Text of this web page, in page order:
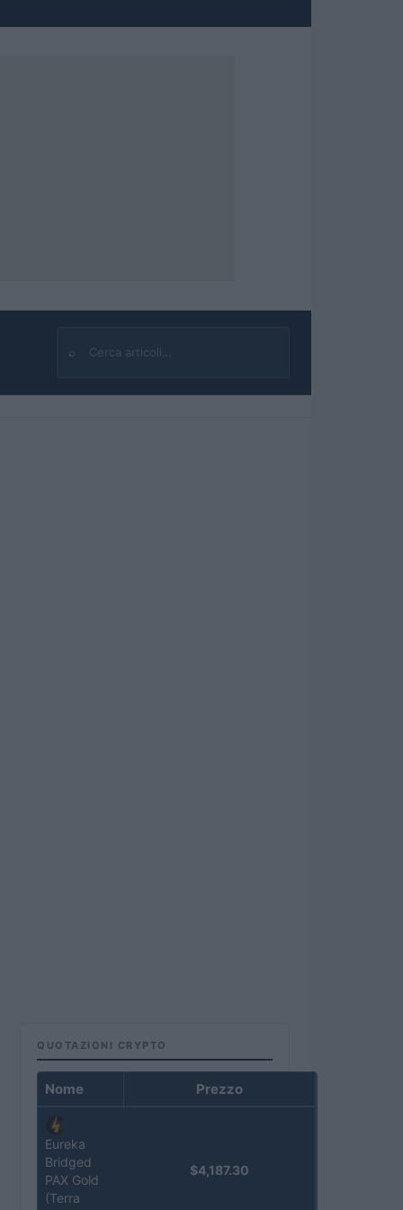
⌕
Cerca
QUOTAZIONI CRYPTO
Nome Prezzo
Eureka
Bridged
PAX Gold
(Terra
$4,187.30